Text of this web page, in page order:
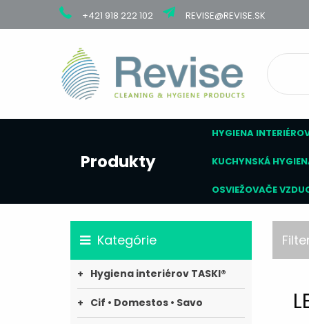
+421 918 222 102 REVISE@REVISE.SK
Produkty
HYGIENA
KUCHYNSKÁ
OSVIEŽOVAČE
Kategórie
Hygiena interiérov TASKI®
Cif • Domestos • Savo